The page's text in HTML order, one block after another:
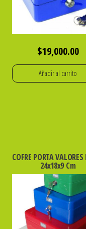
Cm
GLOBAL
ELECTRONICS
cantidad
$19,000.00
Añadir al carrito
COFRE PORTA
24x18x9 Cm